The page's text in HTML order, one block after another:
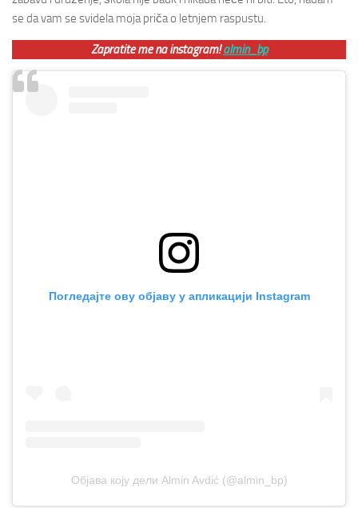
se da vam se svidela moja priča o letnjem raspustu.
Zapratite me na instagram! almin_bp
Погледајте ову објаву у апликацији Instagram
Објава коју дели Almin Avdić (@almin_bp)